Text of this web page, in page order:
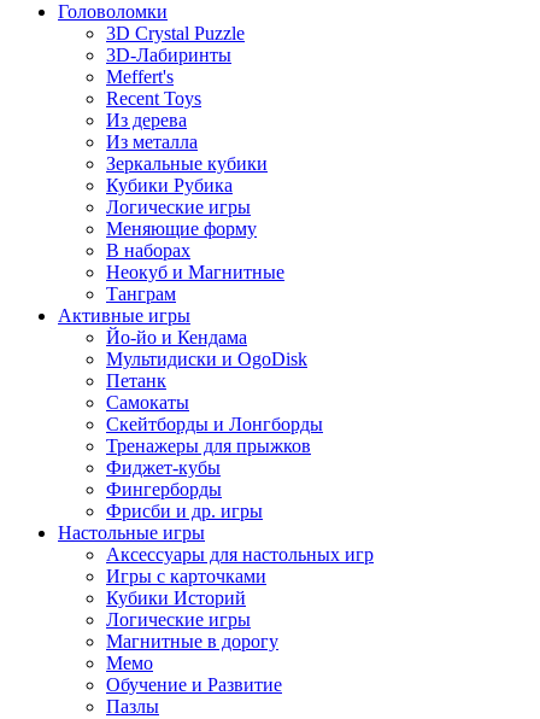
Головоломки
3D Crystal Puzzle
3D-Лабиринты
Meffert's
Recent Toys
Из дерева
Из металла
Зеркальные кубики
Кубики Рубика
Логические игры
Меняющие форму
В наборах
Неокуб и Магнитные
Танграм
Активные игры
Йо-йо и Кендама
Мультидиски и OgoDisk
Петанк
Самокаты
Скейтборды и Лонгборды
Тренажеры для прыжков
Фиджет-кубы
Фингерборды
Фрисби и др. игры
Настольные игры
Аксессуары для настольных игр
Игры с карточками
Кубики Историй
Логические игры
Магнитные в дорогу
Мемо
Обучение и Развитие
Пазлы